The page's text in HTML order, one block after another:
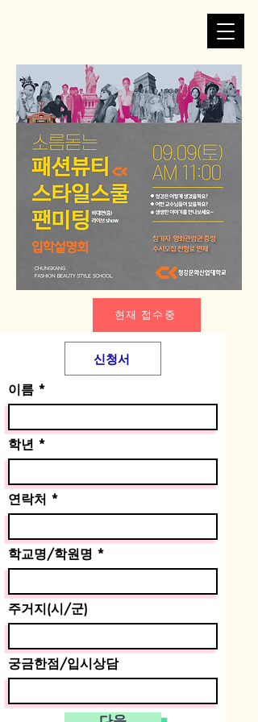
현재 접수중
신청서
이름
학년
연락처
학교명/학원명
주거지(시/군)
궁금한점/입시상담